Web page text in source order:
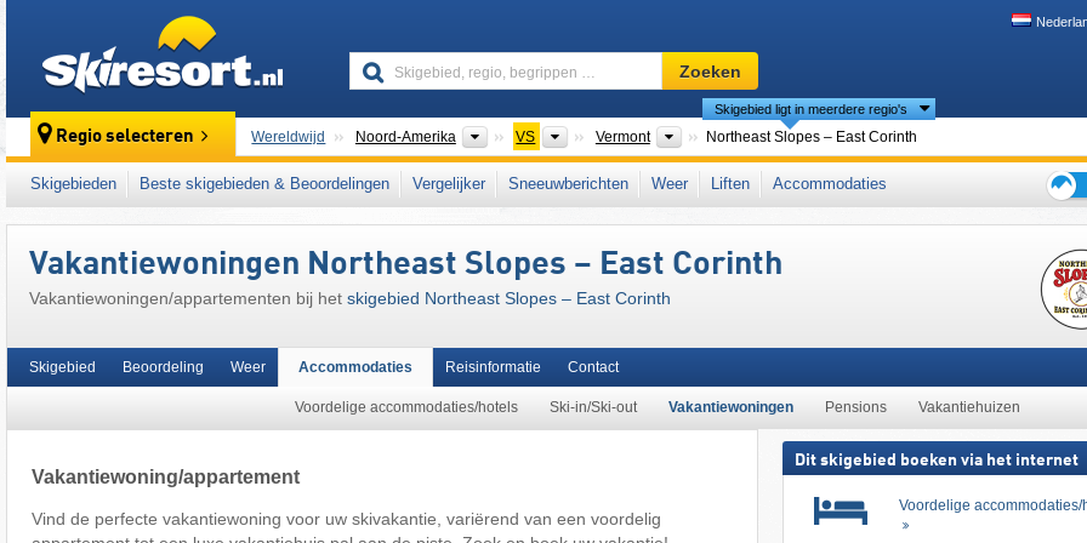
Skigebied,
regio,
begrippen
…
Zoeken
Regio selecteren Wereldwijd Noord-Amerika Continenten
VS LandenVermont Deelstaten
Skigebied ligt in meerdere regio's
Northeast Slopes – East Corinth
Dit skigebied ligt ook in: Green Mountains New England noordelijke Appalachen Northeastern United States Appalachen,
Eastern United States
Skigebieden Beste skigebieden & Beoordelingen Vergelijker Sneeuwberichten Weer Liften
Accommodaties
de
Vakantiewoningen Northeast Slopes – East Corinth
Vakantiewoningen/appartementen bij het skigebied Northeast Slopes – East Corinth
Skigebied Beoordeling Weer Accommodaties
Voordelige accommodaties/hotels Ski-in/Ski-out Vakantiewoningen Pensions Vakantiehuizen
Reisinformatie Contact
Vakantiewoning/appartement
Vind de perfecte vakantiewoning voor uw skivakantie, variërend van een voordelig
Dit skigebied boeken via het internet
Voordelige accommodaties/